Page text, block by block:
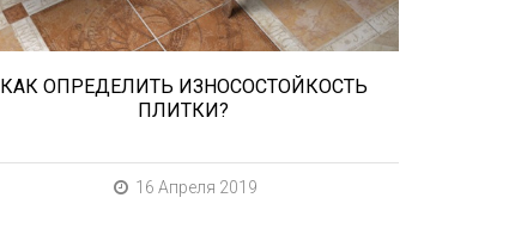
КАК ОПРЕДЕЛИТЬ ИЗНОСОСТОЙКОСТЬ
ПЛИТКИ?
16 Апреля 2019